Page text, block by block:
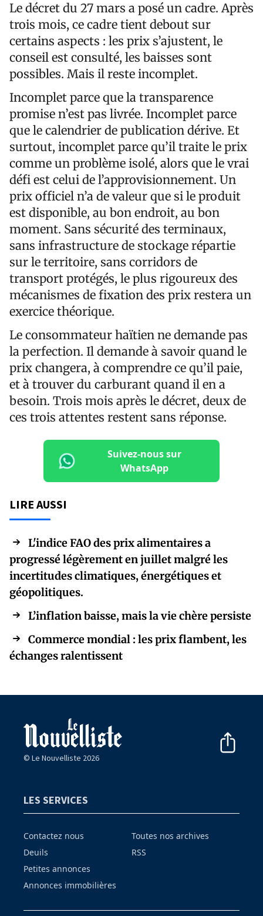
Le décret du 27 mars a posé un cadre. Après
trois mois, ce cadre tient debout sur
certains aspects : les prix s’ajustent, le
conseil est consulté, les baisses sont
possibles. Mais il reste incomplet.
Incomplet parce que la transparence
promise n’est pas livrée. Incomplet parce
que le calendrier de publication dérive. Et
surtout, incomplet parce qu’il traite le prix
comme un problème isolé, alors que le vrai
défi est celui de l’approvisionnement. Un
prix officiel n’a de valeur que si le produit
est disponible, au bon endroit, au bon
moment. Sans sécurité des terminaux,
sans infrastructure de stockage répartie
sur le territoire, sans corridors de
transport protégés, le plus rigoureux des
mécanismes de fixation des prix restera un
exercice théorique.
Le consommateur haïtien ne demande pas
la perfection. Il demande à savoir quand le
prix changera, à comprendre ce qu’il paie,
et à trouver du carburant quand il en a
besoin. Trois mois après le décret, deux de
ces trois attentes restent sans réponse.
Suivez-nous sur
WhatsApp
LIRE AUSSI
L'indice FAO des prix alimentaires a
progressé légèrement en juillet malgré les
incertitudes climatiques, énergétiques et
géopolitiques.
L’inflation baisse, mais la vie chère persiste
Commerce mondial : les prix flambent, les
échanges ralentissent
© Le Nouvelliste 2026
LES SERVICES
Contactez nous
Deuils
Petites annonces
Annonces immobilières
Toutes nos archives
RSS